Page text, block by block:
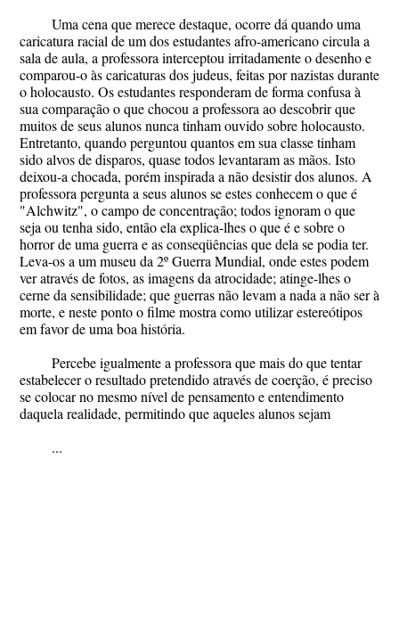
Uma cena que merece destaque, ocorre dá quando uma
caricatura racial de um dos estudantes afro-americano circula a
sala de aula, a professora interceptou irritadamente o desenho e
comparou-o às caricaturas dos judeus, feitas por nazistas durante
o holocausto. Os estudantes responderam de forma confusa à
sua comparação o que chocou a professora ao descobrir que
muitos de seus alunos nunca tinham ouvido sobre holocausto.
Entretanto, quando perguntou quantos em sua classe tinham
sido alvos de disparos, quase todos levantaram as mãos. Isto
deixou-a chocada, porém inspirada a não desistir dos alunos. A
professora pergunta a seus alunos se estes conhecem o que é
"Alchwitz", o campo de concentração; todos ignoram o que
seja ou tenha sido, então ela explica-lhes o que é e sobre o
horror de uma guerra e as conseqüências que dela se podia ter.
Leva-os a um museu da 2º Guerra Mundial, onde estes podem
ver através de fotos, as imagens da atrocidade; atinge-lhes o
cerne da sensibilidade; que guerras não levam a nada a não ser à
morte, e neste ponto o filme mostra como utilizar estereótipos
em favor de uma boa história.
Percebe igualmente a professora que mais do que tentar
estabelecer o resultado pretendido através de coerção, é preciso
se colocar no mesmo nível de pensamento e entendimento
daquela realidade, permitindo que aqueles alunos sejam
...